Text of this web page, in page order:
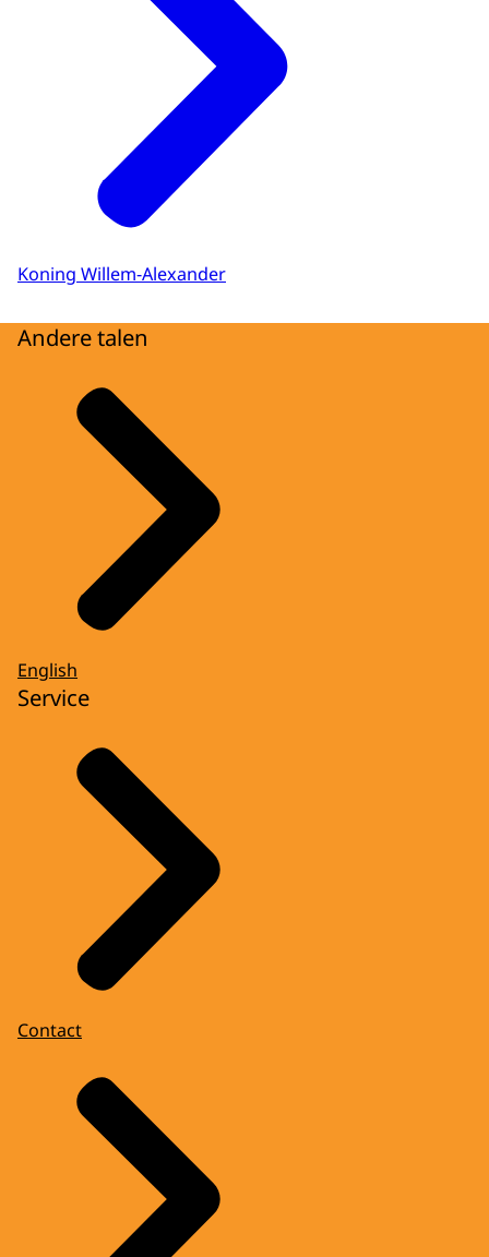
Koning Willem-Alexander
Andere talen
English
Service
Contact